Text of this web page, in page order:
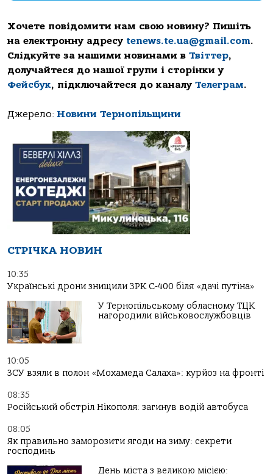
Хочете повідомити нам свою новину? Пишіть
на електронну адресу tenews.te.ua@gmail.com.
Слідкуйте за нашими новинами в Твіттер,
долучайтеся до нашої групи і сторінки у
Фейсбук, підключайтеся до каналу Телеграм.
Джерело: Новини Тернопільщини
СТРІЧКА НОВИН
10:35
Українські дрони знищили ЗРК С-400 біля «дачі путіна»
У Тернопільському обласному ТЦК
нагородили військовослужбовців
10:05
ЗСУ взяли в полон «Мохамеда Салаха»: курйоз на фронті
08:35
Російський обстріл Нікополя: загинув водій автобуса
08:05
Як правильно заморозити ягоди на зиму: секрети
господинь
День міста з великою місією: